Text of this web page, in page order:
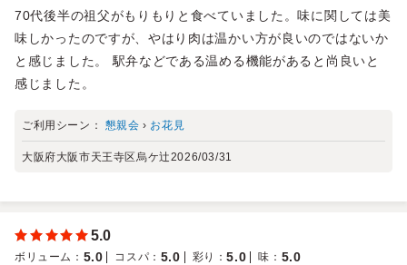
70代後半の祖父がもりもりと食べていました。味に関しては美
味しかったのですが、やはり肉は温かい方が良いのではないか
と感じました。 駅弁などである温める機能があると尚良いと
感じました。
ご利用シーン： 懇親会 › お花見
大阪府大阪市天王寺区烏ケ辻2026/03/31
5.0
ボリューム ： 5.0 コスパ ： 5.0 彩り ：5.0 味 ： 5.0